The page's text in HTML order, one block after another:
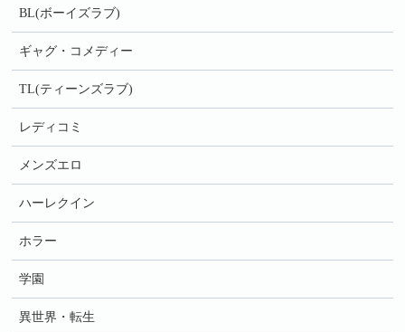
BL(ボーイズラブ)
ギャグ・コメディー
TL(ティーンズラブ)
レディコミ
メンズエロ
ハーレクイン
ホラー
学園
異世界・転生